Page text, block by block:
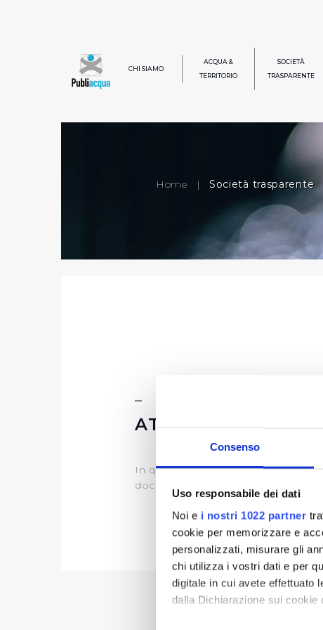
Consenso
Uso responsabile dei dati
Noi e i nostri 1022 partner
cookie per memorizzare e
personalizzati, misurare gli
chi utilizza i vostri dati e per
digitale in cui avete effettuato
dalla Dichiarazione sui
CHI SIAMO
ACQUA &
TERRITORIO
SOCIETÀ
TRASPARENTE
Home | Società trasparente
ATTI DI
In questa sezione puoi trovare il
documentazione)